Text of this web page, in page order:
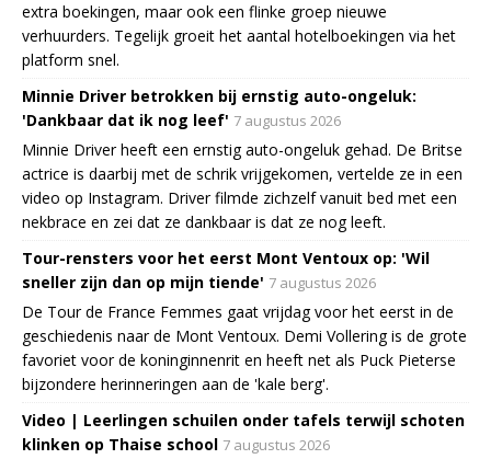
extra boekingen, maar ook een flinke groep nieuwe
verhuurders. Tegelijk groeit het aantal hotelboekingen via het
platform snel.
Minnie Driver betrokken bij ernstig auto-ongeluk:
'Dankbaar dat ik nog leef' 7 augustus 2026
Minnie Driver heeft een ernstig auto-ongeluk gehad. De Britse
actrice is daarbij met de schrik vrijgekomen, vertelde ze in een
video op Instagram. Driver filmde zichzelf vanuit bed met een
nekbrace en zei dat ze dankbaar is dat ze nog leeft.
Tour-rensters voor het eerst Mont Ventoux op: 'Wil
sneller zijn dan op mijn tiende' 7 augustus 2026
De Tour de France Femmes gaat vrijdag voor het eerst in de
geschiedenis naar de Mont Ventoux. Demi Vollering is de grote
favoriet voor de koninginnenrit en heeft net als Puck Pieterse
bijzondere herinneringen aan de 'kale berg'.
Video | Leerlingen schuilen onder tafels terwijl schoten
klinken op Thaise school 7 augustus 2026